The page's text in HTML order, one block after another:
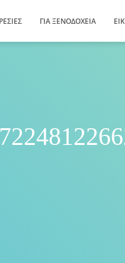
ΓΙΑ ΞΕΝΟΔΟΧΕΊΑ